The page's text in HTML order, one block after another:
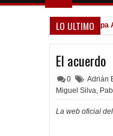
LO ULTIMO
confirmado en la Copa
El acuerdo
0 Adrián
Miguel Silva,
La web oficial